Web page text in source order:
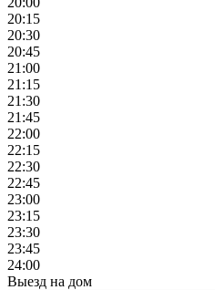
20:15
20:30
20:45
21:00
21:15
21:30
21:45
22:00
22:15
22:30
22:45
23:00
23:15
23:30
23:45
24:00
Выезд на дом